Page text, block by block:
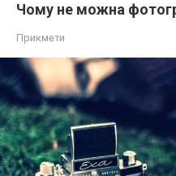
Чому не можна
Прикмети